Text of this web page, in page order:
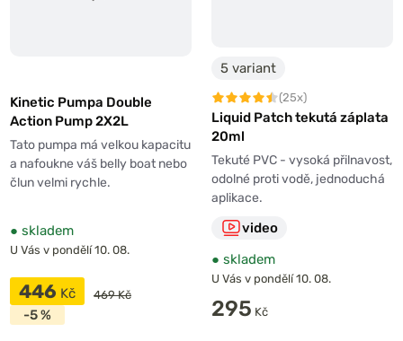
Kinetic Pumpa Double
Action Pump 2X2L
Tato pumpa má velkou kapacitu
a nafoukne váš belly boat nebo
člun velmi rychle.
● skladem
U Vás v pondělí 10. 08.
446 Kč 469 Kč
-5 %
5 variant
(25x)
Liquid Patch tekutá záplata
20ml
Tekuté PVC - vysoká přilnavost,
odolné proti vodě, jednoduchá
aplikace.
video
● skladem
U Vás v pondělí 10. 08.
295 Kč